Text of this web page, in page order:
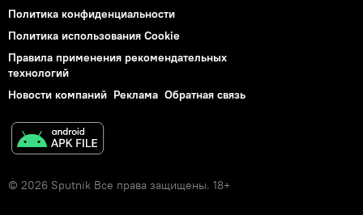
Политика конфиденциальности
Политика использования Cookie
Правила применения рекомендательных
технологий
Новости компаний Реклама Обратная связь
© 2026 Sputnik Все права защищены. 18+